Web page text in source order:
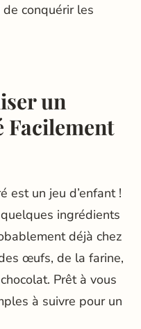
conquérir les
un
Facilement
est un jeu d’enfant !
ingrédients
déjà chez
œufs, de la farine,
Prêt à vous
à suivre pour un